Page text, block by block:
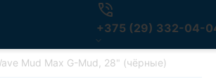
+375 (29) 332-04-
Mud Max G-Mud, 28" (чёрные)